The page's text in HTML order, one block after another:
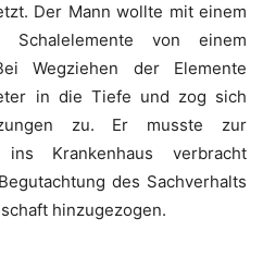
Der Mann wollte mit einem
Schalelemente von einem
Wegziehen der Elemente
in die Tiefe und zog sich
zu. Er musste zur
ins Krankenhaus verbracht
des Sachverhalts
hinzugezogen.